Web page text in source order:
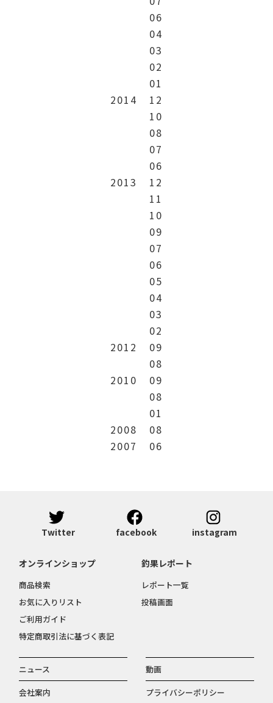
06
04
03
02
01
2014
12
10
08
07
06
2013
12
11
10
09
07
06
05
04
03
02
2012
09
08
2010
09
08
01
2008
08
2007
06
Twitter facebook instagram
ニュース
動画
会社案内
プライバシーポリシー
オンラインショップ
商品検索
お気に入りリスト
ご利用ガイド
特定商取引法に基づく表記
釣果レポート
レポート一覧
投稿画面